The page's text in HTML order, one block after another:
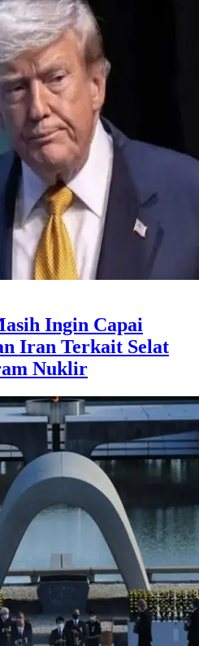
Ingin Capai
Iran Terkait Selat
Nuklir